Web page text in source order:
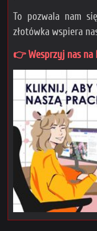
To pozwala nam
złotówka wspiera
👉 Wesprzyj nas na